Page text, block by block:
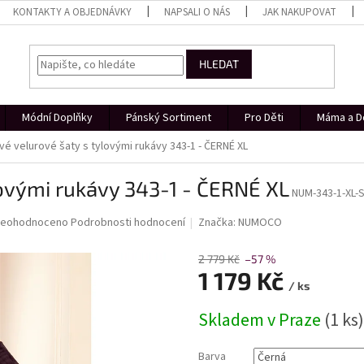
KONTAKTY A OBJEDNÁVKY NAPSALI O NÁS JAK NAKUPOVAT
HLEDAT
Módní Doplňky Pánský Sortiment Pro Děti Máma a
velurové šaty s tylovými rukávy 343-1 - ČERNÉ XL
rukávy 343-1 - ČERNÉ XLNUM-343-1-XL-
Podrobnosti hodnocení Značka:NUMOCO
2 779 Kč –57 %
1 179 Kč / ks
cena:
Skladem v Praze (1 ks)
Barva